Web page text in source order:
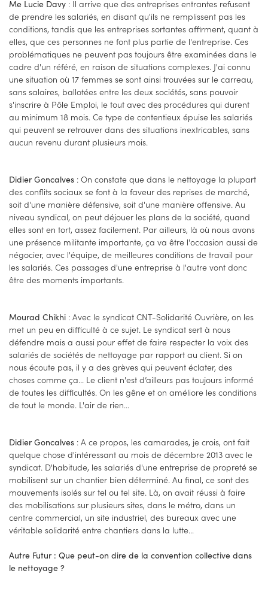
Me Lucie Davy : Il arrive que des entreprises entrantes refusent
de prendre les salariés, en disant qu'ils ne remplissent pas les
conditions, tandis que les entreprises sortantes affirment, quant à
elles, que ces personnes ne font plus partie de l'entreprise. Ces
problématiques ne peuvent pas toujours être examinées dans le
cadre d'un référé, en raison de situations complexes. J'ai connu
une situation où 17 femmes se sont ainsi trouvées sur le carreau,
sans salaires, ballotées entre les deux sociétés, sans pouvoir
s'inscrire à Pôle Emploi, le tout avec des procédures qui durent
au minimum 18 mois. Ce type de contentieux épuise les salariés
qui peuvent se retrouver dans des situations inextricables, sans
aucun revenu durant plusieurs mois.
Didier Goncalves : On constate que dans le nettoyage la plupart
des conflits sociaux se font à la faveur des reprises de marché,
soit d'une manière défensive, soit d'une manière offensive. Au
niveau syndical, on peut déjouer les plans de la société, quand
elles sont en tort, assez facilement. Par ailleurs, là où nous avons
une présence militante importante, ça va être l'occasion aussi de
négocier, avec l'équipe, de meilleures conditions de travail pour
les salariés. Ces passages d'une entreprise à l'autre vont donc
être des moments importants.
Mourad Chikhi : Avec le syndicat CNT-Solidarité Ouvrière, on les
met un peu en difficulté à ce sujet. Le syndicat sert à nous
défendre mais a aussi pour effet de faire respecter la voix des
salariés de sociétés de nettoyage par rapport au client. Si on
nous écoute pas, il y a des grèves qui peuvent éclater, des
choses comme ça... Le client n'est d’ailleurs pas toujours informé
de toutes les difficultés. On les gêne et on améliore les conditions
de tout le monde. L'air de rien...
Didier Goncalves : A ce propos, les camarades, je crois, ont fait
quelque chose d'intéressant au mois de décembre 2013 avec le
syndicat. D'habitude, les salariés d'une entreprise de propreté se
mobilisent sur un chantier bien déterminé. Au final, ce sont des
mouvements isolés sur tel ou tel site. Là, on avait réussi à faire
des mobilisations sur plusieurs sites, dans le métro, dans un
centre commercial, un site industriel, des bureaux avec une
véritable solidarité entre chantiers dans la lutte...
Autre Futur : Que peut-on dire de la convention collective dans
le nettoyage ?